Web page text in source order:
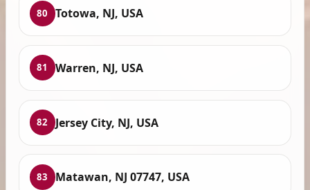
80 Totowa, NJ, USA
81 Warren, NJ, USA
82 Jersey City, NJ, USA
83 Matawan, NJ 07747, USA